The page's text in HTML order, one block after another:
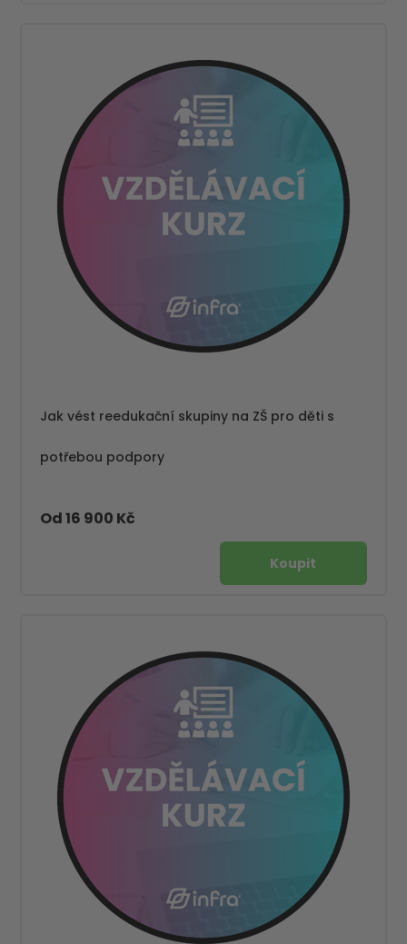
Jak vést reedukační skupiny na ZŠ pro děti s
potřebou podpory
Od 16 900 Kč